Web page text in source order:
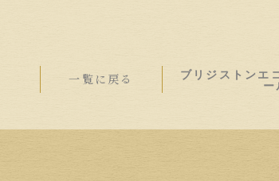
一覧に戻る
ブリジストンエ
ー